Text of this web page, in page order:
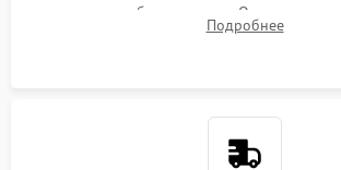
вспышки для безопасности. Очистка
пыли, песка и следов влаги с помощью
Подробнее